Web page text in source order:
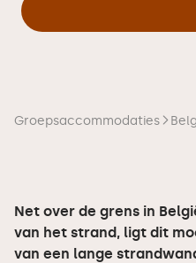
Groepsaccommodaties
Net over de grens in
van het strand, ligt dit
van een lange